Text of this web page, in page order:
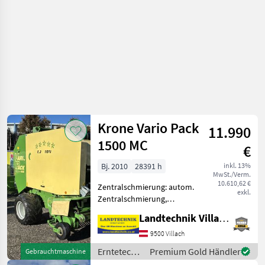
Gebrauchtmaschine
Krone Vario Pack
1500 MC
11.990
€
inkl. 13%
MwSt./Verm.
10.610,62 €
exkl.
Bj. 2010
28391 h
Zentralschmierung: autom.
Zentralschmierung,
Ballenkammer, Druckluft,
Netzbindung,
Rollenniederhalter,
Schneidwerk Krone Vario
Landtechnik Villach GmbH
9500 Villach
Erntetechnik
Premium Gold Händler